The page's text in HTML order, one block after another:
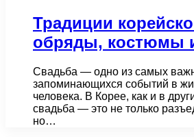
Традиции
обряды, костюмы
Свадьба — одно из самых
запоминающихся событий в
человека. В Корее, как и в
свадьба — это не только
но…